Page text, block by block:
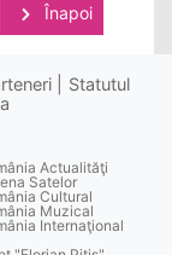
Înapoi
Statutul
Actualităţi
Satelor
Cultural
Muzical
Internaţional